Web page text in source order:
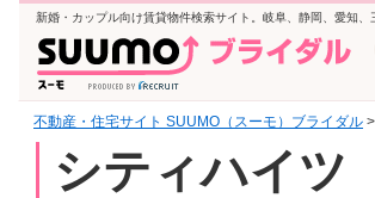
新婚・カップル向け賃貸物件検索サイト。岐阜、静岡、愛知
不動産・住宅サイト SUUMO（スーモ）ブライダル >
シティハイツ